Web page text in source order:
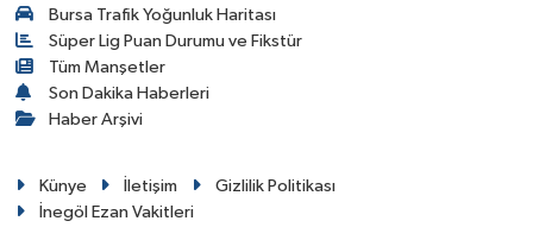
Bursa Trafik Yoğunluk Haritası
Süper Lig Puan Durumu ve Fikstür
Tüm Manşetler
Son Dakika Haberleri
Haber Arşivi
Künye İletişim
Gizlilik Politikası
İnegöl Ezan Vakitleri